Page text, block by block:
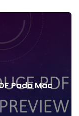
Pada Mac